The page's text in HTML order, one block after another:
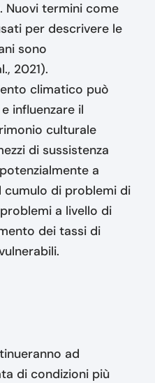
termini come
per descrivere le
sono
2021).
climatico può
influenzare il
culturale
di sussistenza
a
cumulo di problemi di
a livello di
dei tassi di
ad
di condizioni più